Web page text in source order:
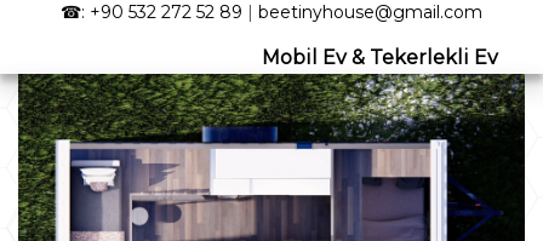
☎: +90 532 272 52 89 | beetinyhouse@gmail.com
Mobil Ev & Tekerlekli Ev